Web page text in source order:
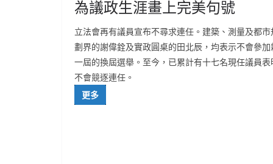
為議政生涯畫上完美句號
立法會再有議員宣布不尋求連任。建築、測量及都市
劃界的謝偉銓及實政圓桌的田北辰，均表示不會參加
一屆的換屆選舉。至今，已累計有十七名現任議員表
不會競逐連任。
更多